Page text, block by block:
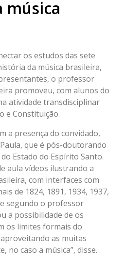
música
os estudos das sete
da música brasileira,
o professor
promoveu, com alunos do
atividade transdisciplinar
e Constituição.
a presença do convidado,
que é pós-doutorando
Estado do Espírito Santo.
aula vídeos ilustrando a
com interfaces com
de 1824, 1891, 1934, 1937,
segundo o professor
a possibilidade de os
os limites formais do
as muitas
no caso a música”, disse.